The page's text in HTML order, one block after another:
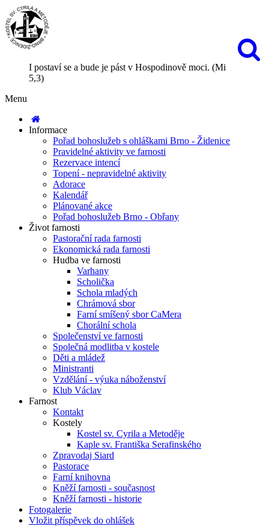
I postaví se a bude je pást v Hospodinově moci. (Mi
5,3)
Menu
Informace
Pořad bohoslužeb s ohláškami Brno - Židenice
Pravidelné aktivity ve farnosti
Rezervace intencí
Topení - nepravidelné aktivity
Adorace
Kalendář
Plánované akce
Pořad bohoslužeb Brno - Obřany
Život farnosti
Pastorační rada farnosti
Ekonomická rada farnosti
Hudba ve farnosti
Varhany
Scholička
Schola mladých
Chrámová sbor
Farní smíšený sbor CaMera
Chorální schola
Společenství ve farnosti
Společná modlitba v kostele
Děti a mládež
Ministranti
Vzdělání - výuka náboženství
Klub Václav
Farnost
Kontakt
Kostely
Kostel sv. Cyrila a Metoděje
Kaple sv. Františka Serafinského
Zpravodaj Siard
Pastorace
Farní knihovna
Kněží farnosti - současnost
Kněží farnosti - historie
Fotogalerie
Vložit příspěvek do ohlášek